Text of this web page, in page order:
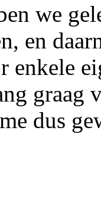
we
en
enkele
graag
dus